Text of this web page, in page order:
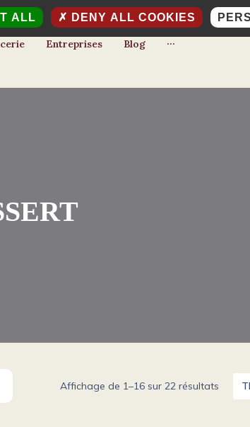
Entreprises Blog ···
Affichage de 1–16 sur 22 résultats
ALL DENY ALL COOKIES